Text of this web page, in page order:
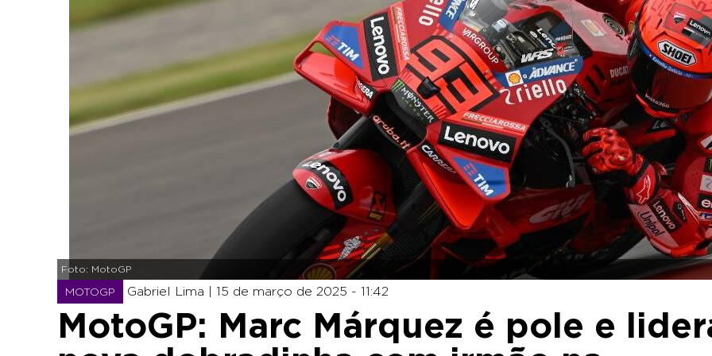
Foto: MotoGP
MOTOGP Gabriel Lima | 15 de março de 2025 - 11:42
MotoGP: Marc Márquez é pole e